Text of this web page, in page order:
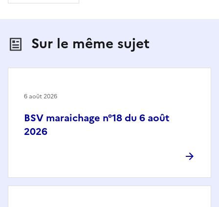
Sur le même sujet
BSV maraichage n°18 du 6 août
2026
6 août 2026